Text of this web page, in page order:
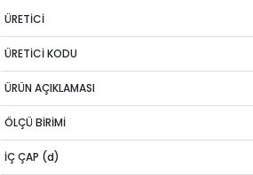
ÜRETİCİ
ÜRETİCİ KODU
ÜRÜN AÇIKLAMASI
ÖLÇÜ BİRİMİ
İÇ ÇAP (d)